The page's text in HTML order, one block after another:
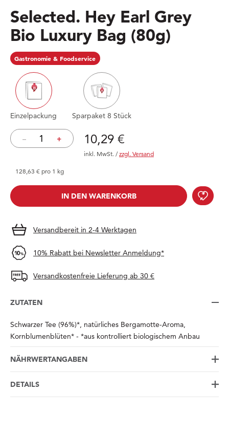
Selected. Hey Earl Grey
Bio Luxury Bag (80g)
Gastronomie & Foodservice
Einzelpackung Sparpaket 8 Stück
– + Preis: 10,29 €
10,29 €
inkl. MwSt. /zzgl. Versand
128,63 € pro 1 kg
IN DEN WARENKORB
Versandbereit in 2-4 Werktagen
10% Rabatt bei Newsletter Anmeldung*
Versandkostenfreie Lieferung ab 30 €
ZUTATEN
Schwarzer Tee (96%)*, natürliches Bergamotte-Aroma,
Kornblumenblüten* - *aus kontrolliert biologischem Anbau
NÄHRWERTANGABEN
DETAILS